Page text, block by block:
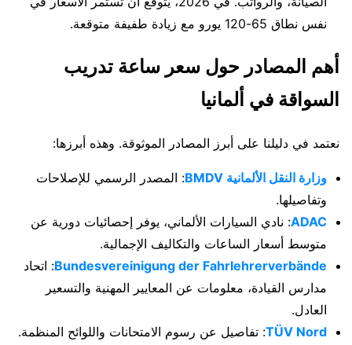
نفس نطاق 65-120 يورو مع زيادة طفيفة متوقعة.
أهم المصادر حول سعر ساعة تدريب
السواقة في ألمانيا
نعتمد في دليلنا على أبرز المصادر الموثوقة. وهذه أبرزها:
وزارة النقل الألمانية BMDV
: المصدر الرسمي للإصلاحات
وتفاصيلها.
ADAC: نادي السيارات الألماني، يوفر إحصائيات دورية عن
متوسط أسعار الساعات والتكاليف الإجمالية.
Bundesvereinigung der Fahrlehrerverbände: اتحاد
مدارس القيادة، معلومات عن المعايير المهنية والتسعير
العادل.
TÜV Nord: تفاصيل عن رسوم الامتحانات واللوائح المنظمة.